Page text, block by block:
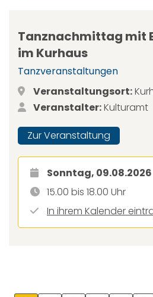
Tanznachmittag mit
im Kurhaus
Tanzveranstaltungen
Veranstaltungsort:
Veranstalter:Kulturamt
Zur Veranstaltung
Sonntag, 09.08.2026
15.00 bis 18.00 Uhr
In ihrem Kalender